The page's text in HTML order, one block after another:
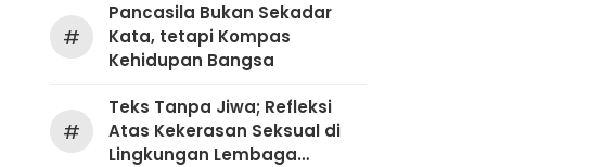
#
Pancasila Bukan Sekadar
Kata, tetapi Kompas
Kehidupan Bangsa
#
Teks Tanpa Jiwa; Refleksi
Atas Kekerasan Seksual di
Lingkungan Lembaga